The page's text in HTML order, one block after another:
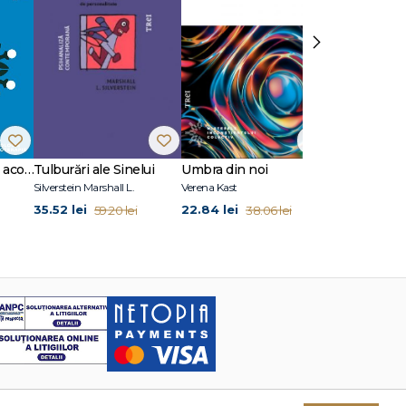
10 situații clinice în acompanierea doliuluiTulburări ale Sinelui
Silverstein Marshall L.
35.52 lei 59.20 lei
Umbra din noi
Verena Kast
22.84 lei 38.06 lei
›